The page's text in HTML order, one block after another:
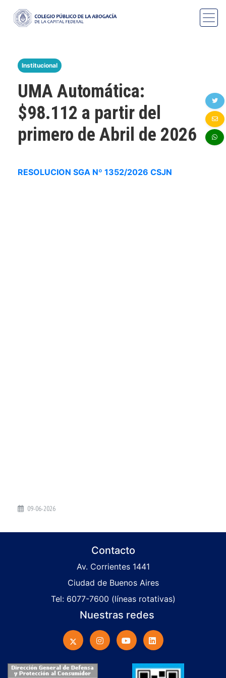
Institucional
UMA Automática:
$98.112 a partir del
primero de Abril de 2026
RESOLUCION SGA Nº 1352/2026 CSJN
09-06-2026
Contacto
Av. Corrientes 1441
Ciudad de Buenos Aires
Tel: 6077-7600 (líneas rotativas)
Nuestras redes